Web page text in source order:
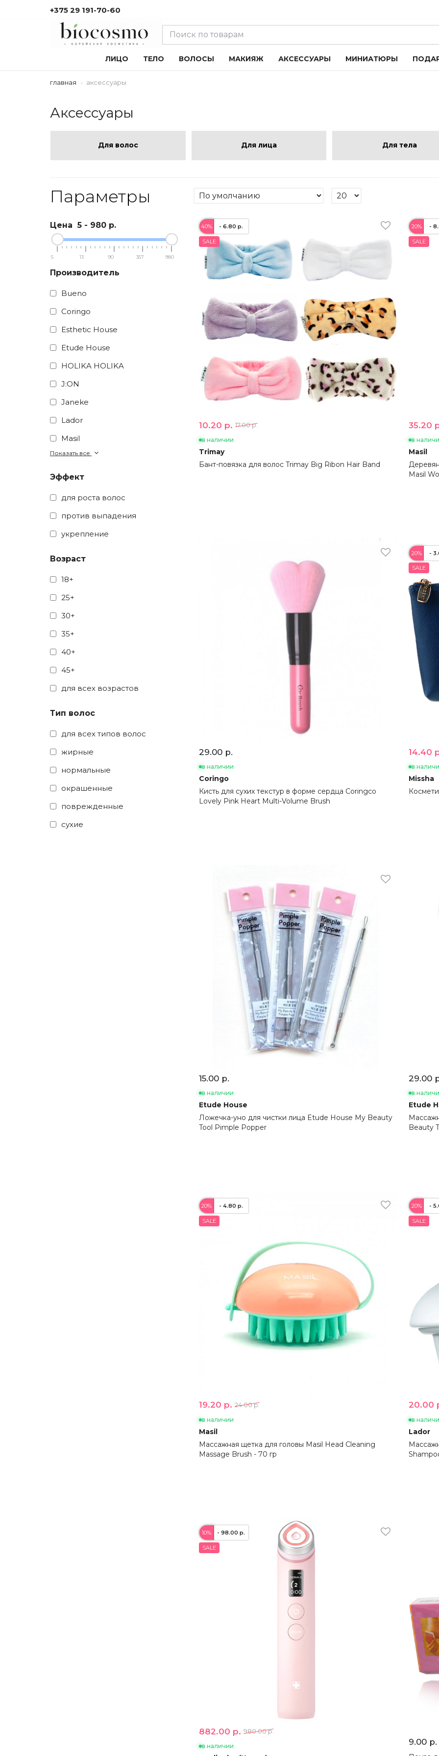
+375 29 191-70-60
ЛИЦО ТЕЛО ВОЛОСЫ МАКИЯЖ АКСЕССУАРЫ МИНИАТЮРЫ
главная аксессуары
Аксессуары
Для волос Для лица Для тела
Параметры
Цена5 - 980 р.
5 13 90 357 980
Производитель
Bueno
Coringo
Esthetic House
Etude House
HOLIKA HOLIKA
J:ON
Janeke
Lador
Masil
Показать все
Эффект
для роста волос
против выпадения
укрепление
Возраст
18+
25+
30+
35+
40+
45+
для всех возрастов
Тип волос
для всех типов волос
жирные
нормальные
окрашенные
поврежденные
сухие
SALE
40% - 6.80 р.
10.20 р. 17.00 р.
в наличии
Trimay
Бант-повязка для волос Trimay Big Ribon Hair Band
SALE
20% -
35.20
в
Masil
Masil
29.00 р.
в наличии
Coringo
Кисть для сухих текстур в форме сердца Coringco
Lovely Pink Heart Multi-Volume Brush
SALE
20% -
14.40
в
Missha
15.00 р.
в наличии
Etude House
Ложечка-уно для чистки лица Etude House My Beauty
Tool Pimple Popper
29.00
в
Etude
Beauty
SALE
20% - 4.80 р.
19.20 р. 24.00 р.
в наличии
Masil
Массажная щетка для головы Masil Head Cleaning
Massage Brush - 70 гр
SALE
20% -
20.00
в
Lador
SALE
10% - 98.00 р.
882.00 р. 980.00 р.
в наличии 9.00 р.